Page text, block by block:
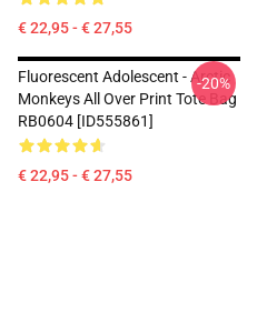
€ 22,95 - € 27,55
Fluorescent Adolescent - Arctic
Monkeys All Over Print Tote Bag
RB0604 [ID555861]
€ 22,95 - € 27,55
-20%